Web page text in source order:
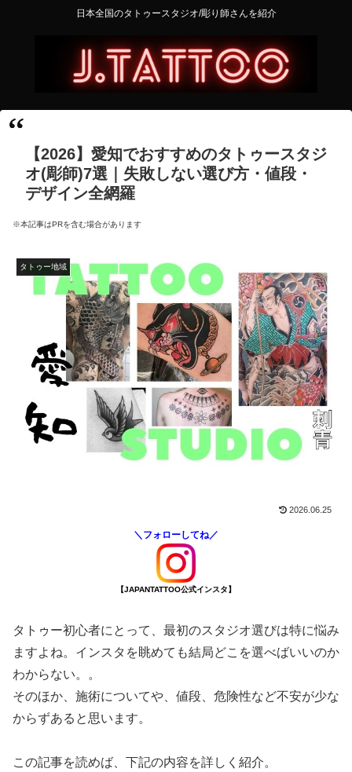
日本全国のタトゥースタジオ/彫り師さんを紹介
【2026】愛知でおすすめのタトゥースタジ
オ(彫師)7選｜失敗しない選び方・値段・
デザイン全網羅
※本記事はPRを含む場合があります
タトゥー地域
2026.06.25
＼フォローしてね／
【JAPANTATTOO公式インスタ】
タトゥー初心者にとって、最初のスタジオ選びは特に悩み
ますよね。インスタを眺めても結局どこを選べばいいのか
わからない。。
そのほか、施術についてや、値段、危険性など不安が少な
からずあると思います。
この記事を読めば、下記の内容を詳しく紹介。